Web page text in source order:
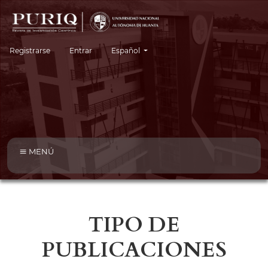
Registrarse Entrar Cambiar el idioma. El idioma actual es:
Español
MENÚ
TIPO DE
PUBLICACIONES